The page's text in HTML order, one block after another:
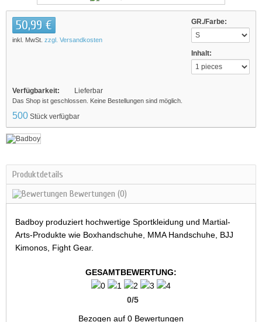
GR./Farbe:
Inhalt:
50,99 €
inkl. MwSt. zzgl. Versandkosten
Verfügbarkeit: Lieferbar
Das Shop ist geschlossen. Keine Bestellungen sind möglich.
500 Stück verfügbar
Produktdetails
Bewertungen (0)
Badboy produziert hochwertige Sportkleidung und Martial-
Arts-Produkte wie Boxhandschuhe, MMA Handschuhe, BJJ
Kimonos, Fight Gear.
GESAMTBEWERTUNG:
0/5
Bezogen auf 0 Bewertungen